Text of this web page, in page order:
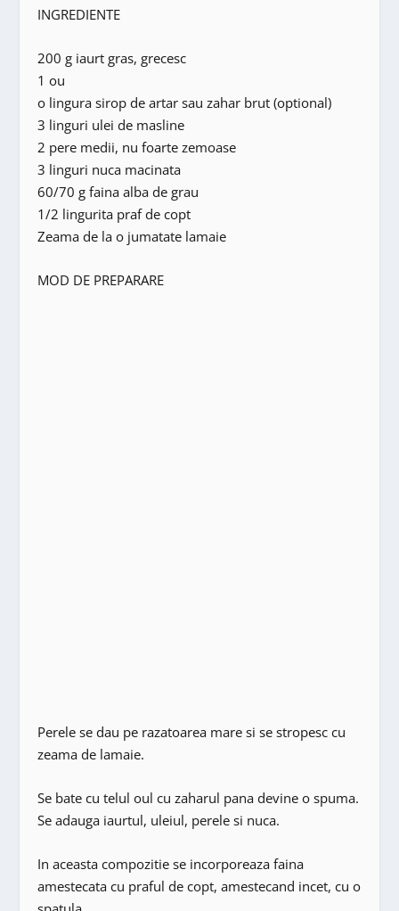
INGREDIENTE
200 g iaurt gras, grecesc
1 ou
o lingura sirop de artar sau zahar brut (optional)
3 linguri ulei de masline
2 pere medii, nu foarte zemoase
3 linguri nuca macinata
60/70 g faina alba de grau
1/2 lingurita praf de copt
Zeama de la o jumatate lamaie
MOD DE PREPARARE
Perele se dau pe razatoarea mare si se stropesc cu
zeama de lamaie.
Se bate cu telul oul cu zaharul pana devine o spuma.
Se adauga iaurtul, uleiul, perele si nuca.
In aceasta compozitie se incorporeaza faina
amestecata cu praful de copt, amestecand incet, cu o